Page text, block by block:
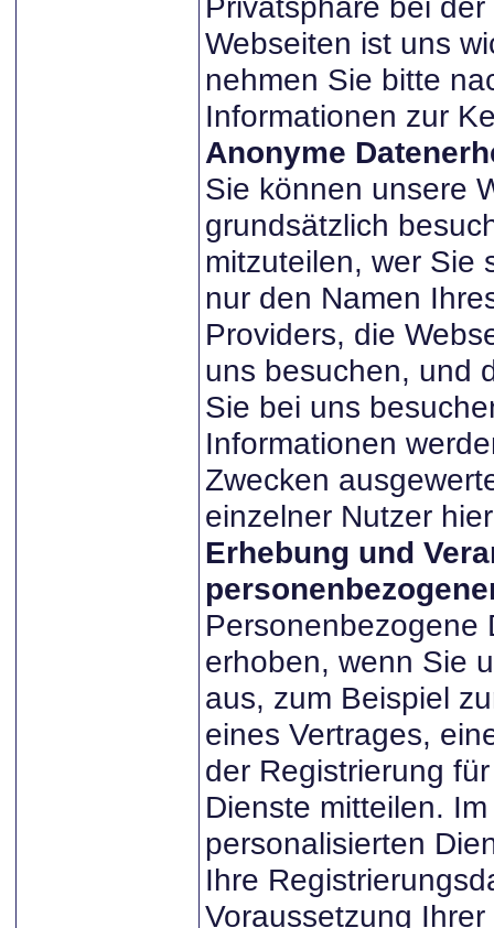
Webseiten ist uns
nehmen Sie bitte
Informationen zur
Anonyme
Sie können unsere
grundsätzlich
mitzuteilen, wer Sie
nur den Namen
Providers, die
uns besuchen, und
Sie bei uns
Informationen
Zwecken
einzelner Nutzer
Erhebung und
Personenbezogene
erhoben, wenn Sie
aus, zum Beispiel
eines Vertrages,
der Registrierung
Dienste mitteilen.
personalisierten
Ihre
Voraussetzung